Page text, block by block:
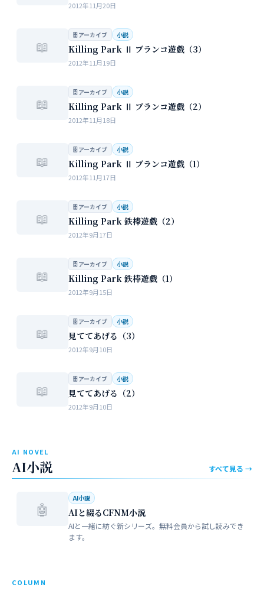
2012年11月20日
📖
🗄 アーカイブ 小説
Killing Park Ⅱ ブランコ遊戯（3）
2012年11月19日
📖
🗄 アーカイブ 小説
Killing Park Ⅱ ブランコ遊戯（2）
2012年11月18日
📖
🗄 アーカイブ 小説
Killing Park Ⅱ ブランコ遊戯（1）
2012年11月17日
📖
🗄 アーカイブ 小説
Killing Park 鉄棒遊戯（2）
2012年9月17日
📖
🗄 アーカイブ 小説
Killing Park 鉄棒遊戯（1）
2012年9月15日
📖
🗄 アーカイブ 小説
見ててあげる（3）
2012年9月10日
📖
🗄 アーカイブ 小説
見ててあげる（2）
2012年9月10日
AI NOVEL
AI小説 すべて見る →
🤖
AI小説
AIと綴るCFNM小説
AIと一緒に紡ぐ新シリーズ。無料会員から試し読みでき
ます。
COLUMN